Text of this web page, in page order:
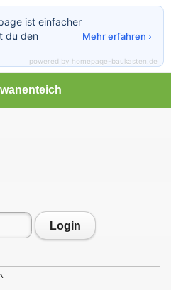
Login
ist einfacher
du den
Mehr erfahren ›
powered by homepage-baukasten.de